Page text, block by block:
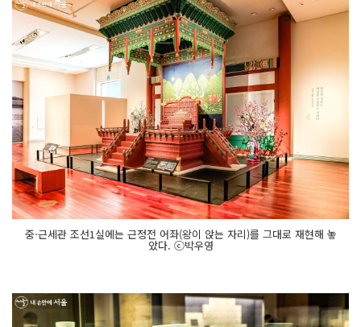
중·근세관 조선1실에는 근정전 어좌(왕이 앉는 자리)를 그대로 재현해 놓
았다. ⓒ박우영